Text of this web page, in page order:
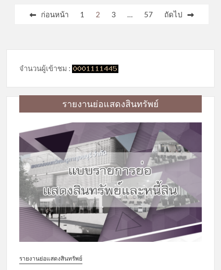
ไร้
Posts
ก่อนหน้า 1 2 3 … 57 ถัดไป
จำนวนผู้เข้าชม :
รายงานย่อแสดงสินทรัพย์
รายงานย่อแสดงสินทรัพย์